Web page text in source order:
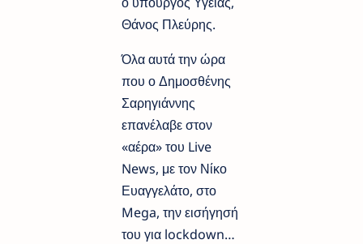
Θάνος Πλεύρης.
Όλα αυτά την ώρα
που ο Δημοσθένης
Σαρηγιάννης
επανέλαβε στον
«αέρα» του Live
News, με τον Νίκο
Ευαγγελάτο, στο
Mega, την εισήγησή
του για lockdown…